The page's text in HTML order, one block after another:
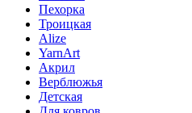
Пехорка
Троицкая
Alize
YarnArt
Акрил
Верблюжья
Детская